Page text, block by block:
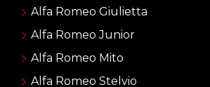
Alfa Romeo Giulietta
Alfa Romeo Junior
Alfa Romeo Mito
Alfa Romeo Stelvio